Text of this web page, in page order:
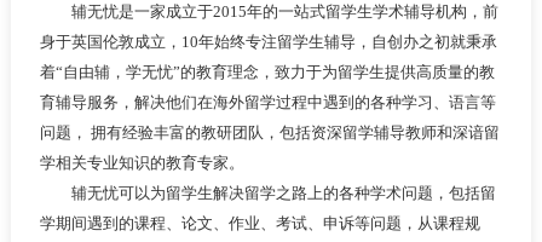
辅无忧是一家成立于2015年的一站式留学生学术辅导机构，前
身于英国伦敦成立，10年始终专注留学生辅导，自创办之初就秉承
着“自由辅，学无忧”的教育理念，致力于为留学生提供高质量的教
育辅导服务，解决他们在海外留学过程中遇到的各种学习、语言等
问题， 拥有经验丰富的教研团队，包括资深留学辅导教师和深谙留
学相关专业知识的教育专家。
辅无忧可以为留学生解决留学之路上的各种学术问题，包括留
学期间遇到的课程、论文、作业、考试、申诉等问题，从课程规